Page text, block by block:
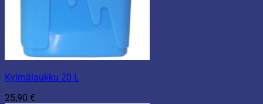
Kylmälaukku 20 L
25,90 €